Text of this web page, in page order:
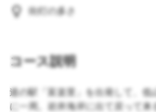
街灯の多さ
コース説明
道の駅「富楽里」を出発して、低
に一周。岩井海岸に出て戻って来